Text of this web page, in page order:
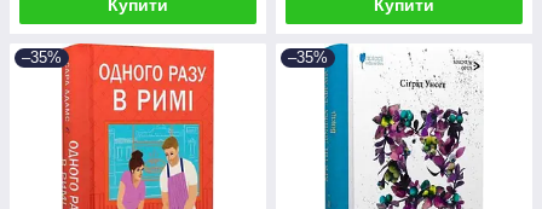
Купити Купити
–35% –35%